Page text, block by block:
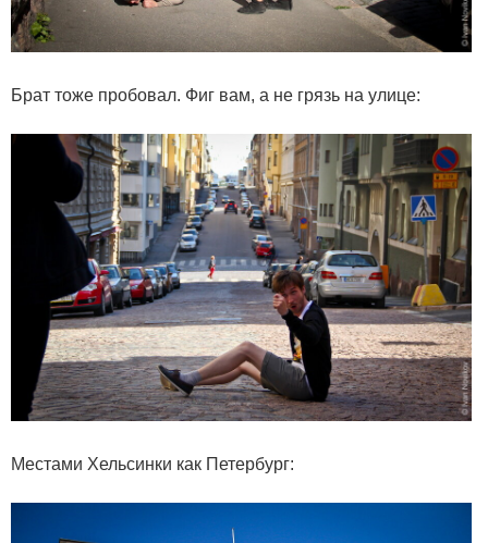
Брат тоже пробовал. Фиг вам, а не грязь на улице:
Местами Хельсинки как Петербург: